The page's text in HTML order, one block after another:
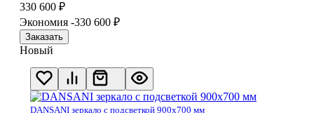
330 600 ₽
Экономия -330 600 ₽
Заказать
Новый
DANSANI зеркало с подсветкой 900х700 мм